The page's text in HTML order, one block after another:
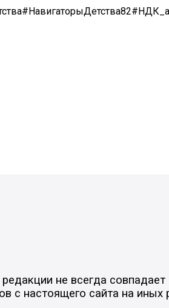
не всегда совпадает
с настоящего сайта на иных